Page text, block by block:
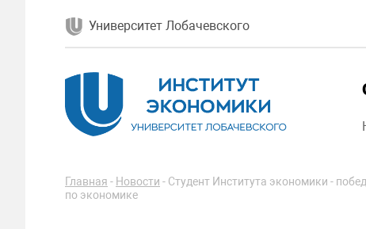
Университет Лобачевского
Главная - Новости - Студент Института экономики -
по экономике